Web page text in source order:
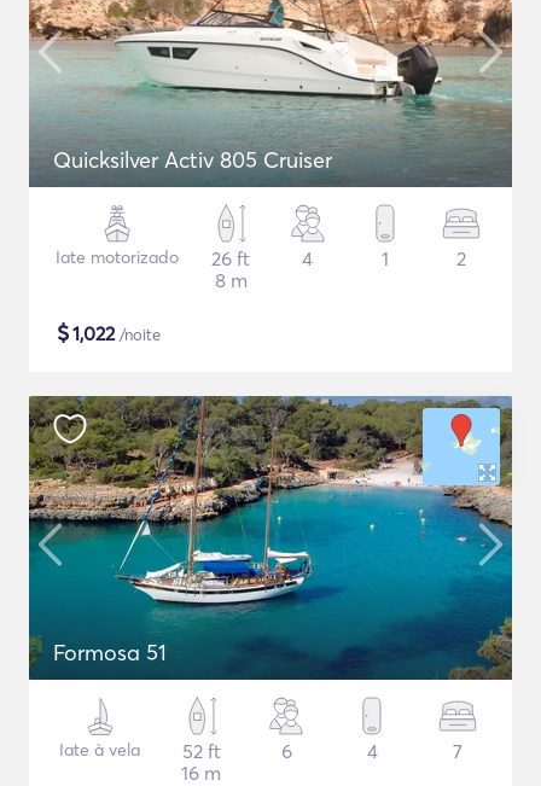
Quicksilver Activ 805 Cruiser
Iate motorizado
26 ft
8 m
4 1 2
$1,022/noite
Formosa 51
Iate à vela
52 ft
16 m
6 4 7